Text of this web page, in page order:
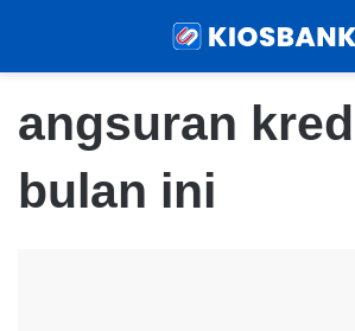
angsuran
bulan ini